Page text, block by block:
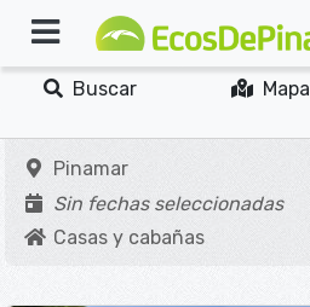
Buscar Mapa
Pinamar
Sin fechas seleccionadas
Casas y cabañas